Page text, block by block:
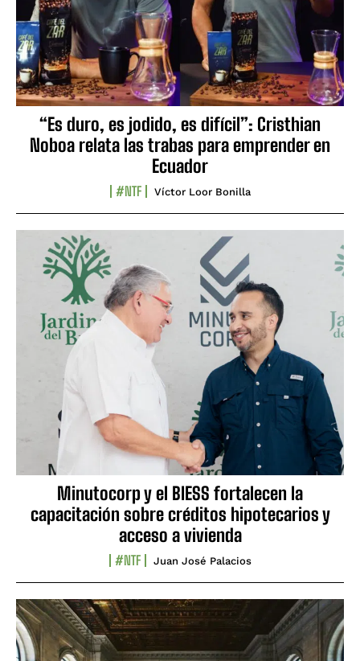
“Es duro, es jodido, es difícil”: Cristhian
Noboa relata las trabas para emprender en
Ecuador
#NTF Víctor Loor Bonilla
Minutocorp y el BIESS fortalecen la
capacitación sobre créditos hipotecarios y
acceso a vivienda
#NTF Juan José Palacios